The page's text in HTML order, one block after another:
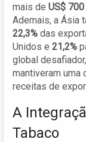
mais de US$
Ademais, a Ásia
22,3% das
Unidos e 21,2%
global
mantiveram uma
receitas de
A
Tabaco